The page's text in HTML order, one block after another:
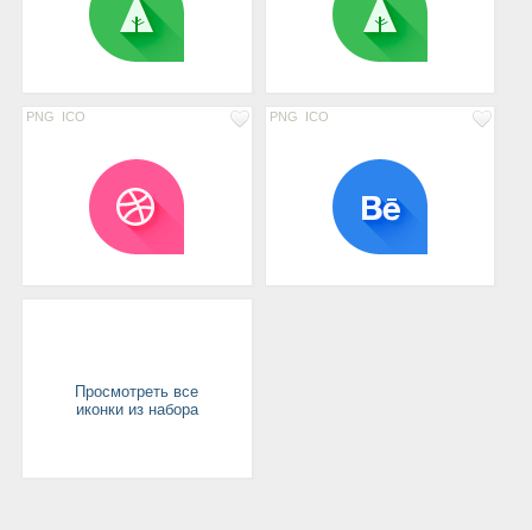
PNG ICO PNG ICO
Просмотреть все
иконки из набора